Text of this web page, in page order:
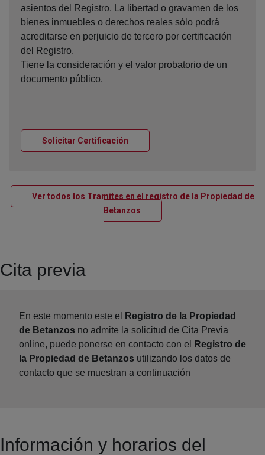
asientos del Registro. La libertad o gravamen de los
bienes inmuebles o derechos reales sólo podrá
acreditarse en perjuicio de tercero por certificación
del Registro.
Tiene la consideración y el valor probatorio de un
documento público.
Solicitar Certificación
Ver todos los Tramites en el registro de la Propiedad de
BetanzosVentana nueva
Cita previa
En este momento este el
Registro de la Propiedad
de Betanzos no admite la solicitud de Cita Previa
online, puede ponerse en contacto con el
Registro de
la Propiedad de Betanzos utilizando los datos de
contacto que se muestran a continuación
Información y horarios del